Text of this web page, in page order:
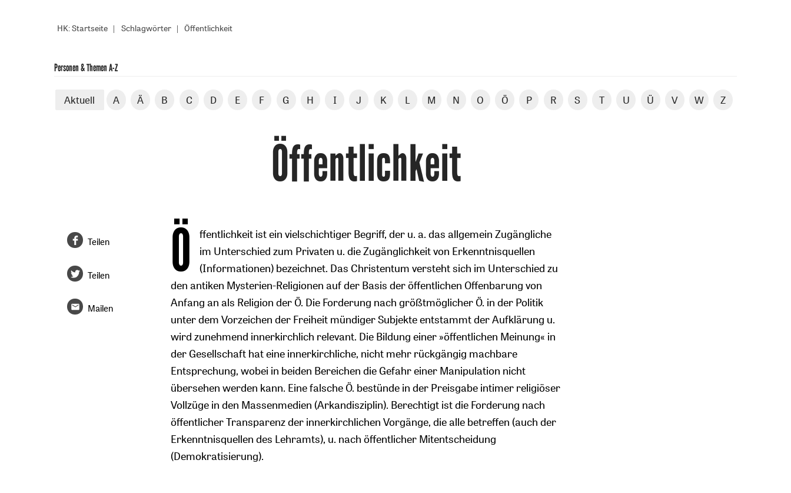
HK: Startseite Schlagwörter Öffentlichkeit
Personen & Themen A-Z
Aktuell A Ä B C D E F G H I J K L M N O Ö P R S T U Ü V W Z
Öffentlichkeit
Ö
ffentlichkeit ist ein vielschichtiger Begriff, der u. a. das allgemein Zugängliche
im Unterschied zum Privaten u. die Zugänglichkeit von Erkenntnisquellen
(Informationen) bezeichnet. Das Christentum versteht sich im Unterschied zu
den antiken Mysterien-Religionen auf der Basis der öffentlichen Offenbarung von
Anfang an als Religion der Ö. Die Forderung nach größtmöglicher Ö. in der Politik
unter dem Vorzeichen der Freiheit mündiger Subjekte entstammt der Aufklärung u.
wird zunehmend innerkirchlich relevant. Die Bildung einer »öffentlichen Meinung« in
der Gesellschaft hat eine innerkirchliche, nicht mehr rückgängig machbare
Entsprechung, wobei in beiden Bereichen die Gefahr einer Manipulation nicht
übersehen werden kann. Eine falsche Ö. bestünde in der Preisgabe intimer religiöser
Vollzüge in den Massenmedien (Arkandisziplin). Berechtigt ist die Forderung nach
öffentlicher Transparenz der innerkirchlichen Vorgänge, die alle betreffen (auch der
Erkenntnisquellen des Lehramts), u. nach öffentlicher Mitentscheidung
(Demokratisierung).
Teilen
Teilen
Mailen